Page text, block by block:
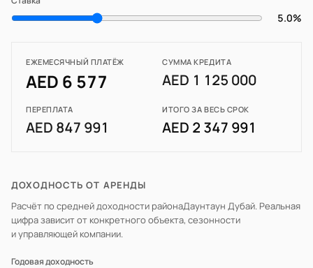
5.0%
ЕЖЕМЕСЯЧНЫЙ ПЛАТЁЖ
AED 6 577
СУММА КРЕДИТА
AED 1 125 000
ПЕРЕПЛАТА
AED 847 991
ИТОГО ЗА ВЕСЬ СРОК
AED 2 347 991
ДОХОДНОСТЬ ОТ АРЕНДЫ
Расчёт по средней доходности районаДаунтаун Дубай. Реальная
цифра зависит от конкретного объекта, сезонности
и управляющей компании.
Годовая доходность